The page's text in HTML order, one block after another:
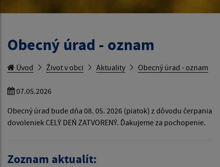
Obecný úrad - oznam
Úvod Život v obci Aktuality Obecný úrad - oznam
07.05.2026
Obecný úrad bude dňa 08. 05. 2026 (piatok) z dôvodu čerpania
dovoleniek CELÝ DEŃ ZATVORENÝ. Ďakujeme za pochopenie.
Zoznam aktualít: